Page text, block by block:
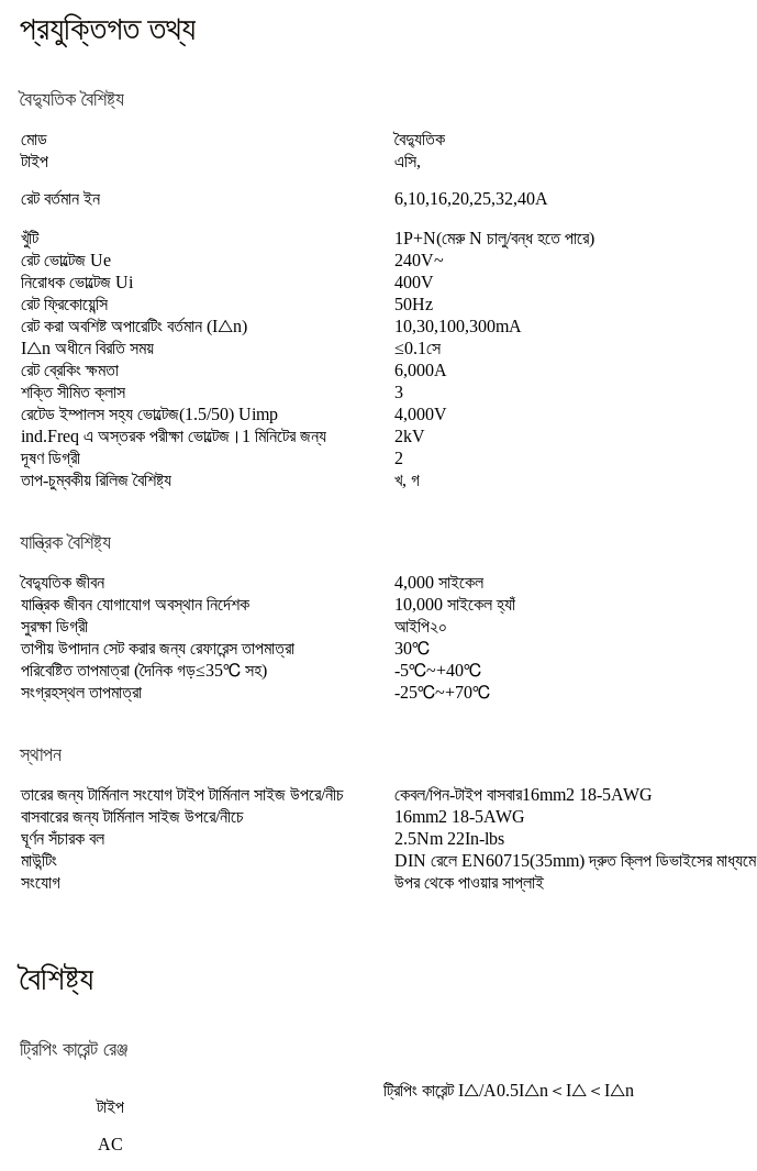
প্রযুক্তিগত তথ্য
বৈদ্যুতিক বৈশিষ্ট্য
মোড
বৈদ্যুতিক
টাইপ
রেট বর্তমান ইন
এসি,
6,10,16,20,25,32,40A
খুঁটি
1P+N(মেরু N চালু/বন্ধ হতে পারে)
রেট ভোল্টেজ Ue
240V~
নিরোধক ভোল্টেজ Ui
400V
রেট ফ্রিকোয়েন্সি
50Hz
রেট করা অবশিষ্ট অপারেটিং বর্তমান (I△n)
10,30,100,300mA
I△n অধীনে বিরতি সময়
≤0.1সে
রেট ব্রেকিং ক্ষমতা
6,000A
শক্তি সীমিত ক্লাস
3
রেটেড ইম্পালস সহ্য ভোল্টেজ(1.5/50) Uimp
4,000V
ind.Freq এ অস্তরক পরীক্ষা ভোল্টেজ।1 মিনিটের জন্য
2kV
দূষণ ডিগ্রী
2
তাপ-চুম্বকীয় রিলিজ বৈশিষ্ট্য
খ, গ
যান্ত্রিক বৈশিষ্ট্য
বৈদ্যুতিক জীবন
4,000 সাইকেল
যান্ত্রিক জীবন যোগাযোগ অবস্থান নির্দেশক
10,000 সাইকেল হ্যাঁ
সুরক্ষা ডিগ্রী
আইপি২০
তাপীয় উপাদান সেট করার জন্য রেফারেন্স তাপমাত্রা
30℃
পরিবেষ্টিত তাপমাত্রা (দৈনিক গড়≤35℃ সহ)
-5℃~+40℃
সংগ্রহস্থল তাপমাত্রা
-25℃~+70℃
স্থাপন
তারের জন্য টার্মিনাল সংযোগ টাইপ টার্মিনাল সাইজ উপরে/নীচ
কেবল/পিন-টাইপ বাসবার16mm2 18-5AWG
বাসবারের জন্য টার্মিনাল সাইজ উপরে/নীচে
16mm2 18-5AWG
ঘূর্ণন সঁচারক বল
2.5Nm 22In-lbs
মাউন্টিং
DIN রেলে EN60715(35mm) দ্রুত ক্লিপ ডিভাইসের মাধ্যমে
সংযোগ
উপর থেকে পাওয়ার সাপ্লাই
বৈশিষ্ট্য
ট্রিপিং কারেন্ট রেঞ্জ
টাইপ
AC
ট্রিপিং কারেন্ট I△/A0.5I△n＜I△＜I△n